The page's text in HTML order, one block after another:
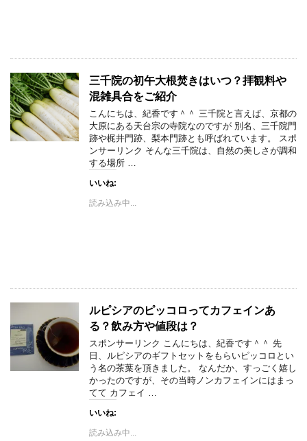
三千院の初午大根焚きはいつ？拝観料や
混雑具合をご紹介
こんにちは、紀香です＾＾ 三千院と言えば、京都の
大原にある天台宗の寺院なのですが 別名、三千院門
跡や梶井門跡、梨本門跡とも呼ばれています。 スポ
ンサーリンク そんな三千院は、自然の美しさが調和
する場所 …
いいね:
読み込み中...
ルピシアのピッコロってカフェインあ
る？飲み方や値段は？
スポンサーリンク こんにちは、紀香です＾＾ 先
日、ルピシアのギフトセットをもらいピッコロとい
う名の茶葉を頂きました。 なんだか、すっごく嬉し
かったのですが、その当時ノンカフェインにはまっ
てて カフェイ …
いいね:
読み込み中...